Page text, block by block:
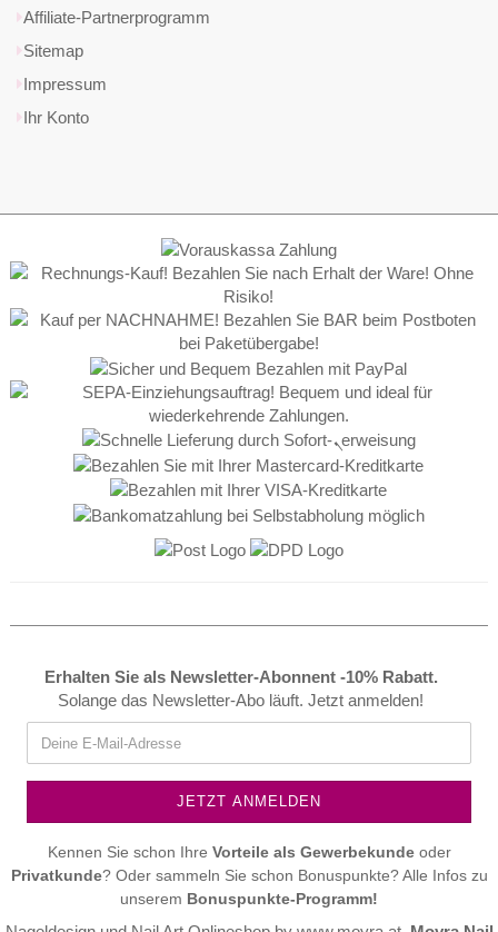
Affiliate-Partnerprogramm
Sitemap
Impressum
Ihr Konto
Erhalten Sie als Newsletter-Abonnent -10% Rabatt.
Solange das Newsletter-Abo läuft. Jetzt anmelden!
Kennen Sie schon Ihre Vorteile als Gewerbekundeoder
Privatkunde? Oder sammeln Sie schon Bonuspunkte? Alle Infos zu
unserem Bonuspunkte-Programm!